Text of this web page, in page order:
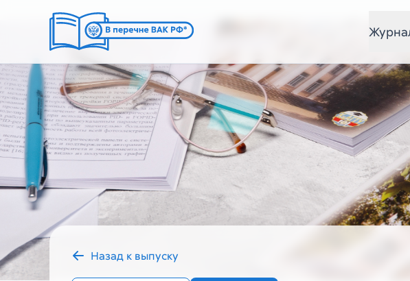
Назад к выпуску